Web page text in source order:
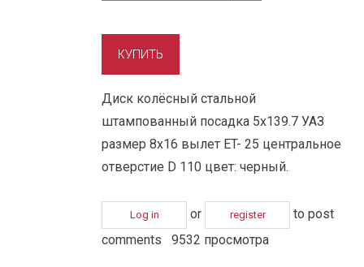
Диск колёсный стальной
штампованный посадка 5x139.7 УАЗ
размер 8х16 вылет ET- 25 центральное
отверстие D 110 цвет: черный.
Log in or register
to post
comments
9532 просмотра